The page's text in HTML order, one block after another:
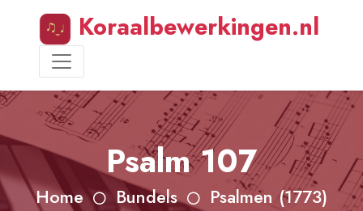
Koraalbewerkingen.nl
Psalm 107
Home Bundels Psalmen (1773)